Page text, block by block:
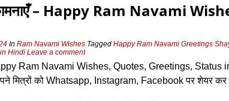
– Happy Ram Navami
In Ram Navami Wishes Tagged Happy Ram Navami Greetings
Hindi Leave a comment
Ram Navami Wishes, Quotes, Greetings, Status
मित्रों को Whatsapp, Instagram, Facebook पर शेयर